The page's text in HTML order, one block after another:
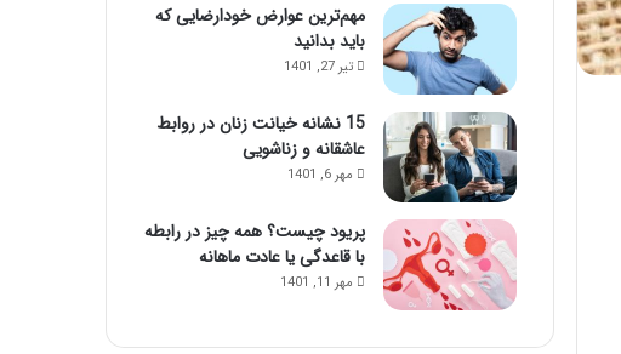
مهم‌ترین عوارض خودارضایی که
باید بدانید
تیر 27, 1401
15 نشانه خیانت زنان در روابط
عاشقانه و زناشویی
مهر 6, 1401
پریود چیست؟ همه چیز در رابطه
با قاعدگی یا عادت ماهانه
مهر 11, 1401